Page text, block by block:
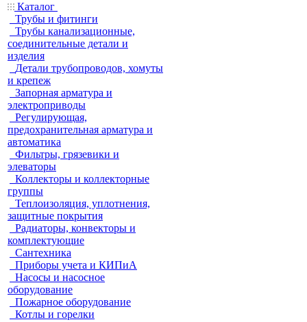
Каталог
Трубы и фитинги
Трубы канализационные,
соединительные детали и
изделия
Детали трубопроводов, хомуты
и крепеж
Запорная арматура и
электроприводы
Регулирующая,
предохранительная арматура и
автоматика
Фильтры, грязевики и
элеваторы
Коллекторы и коллекторные
группы
Теплоизоляция, уплотнения,
защитные покрытия
Радиаторы, конвекторы и
комплектующие
Сантехника
Приборы учета и КИПиА
Насосы и насосное
оборудование
Пожарное оборудование
Котлы и горелки